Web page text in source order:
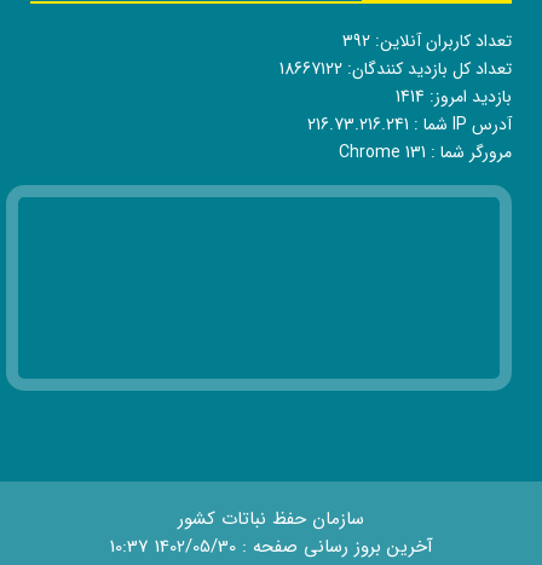
تعداد کاربران آنلاین: 392
تعداد کل بازدید کنندگان: 18667122
بازدید امروز: 1414
آدرس IP شما :
216.73.216.241
مرورگر شما : Chrome 131
سازمان حفظ نباتات کشور
آخرین بروز رسانی صفحه : 1402/05/30 10:37